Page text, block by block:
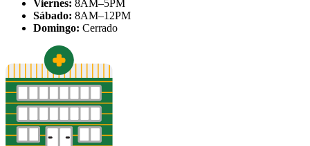
Viernes: 8AM–5PM
Sábado: 8AM–12PM
Domingo: Cerrado